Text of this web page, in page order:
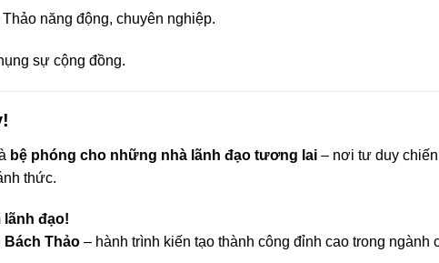
năng động, chuyên nghiệp.
sự cộng đồng.
bệ phóng cho những nhà lãnh đạo tương lai – nơi tư duy
thức.
đạo!
Bách Thảo – hành trình kiến tạo thành công đỉnh cao trong ngành